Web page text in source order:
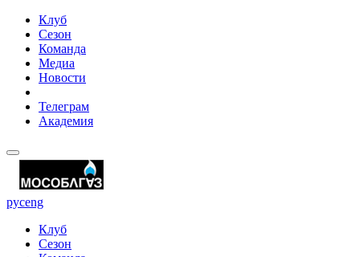
Клуб
Сезон
Команда
Медиа
Новости
Телеграм
Академия
русeng
Клуб
Сезон